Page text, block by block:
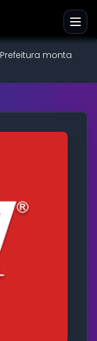
Prefeitura monta